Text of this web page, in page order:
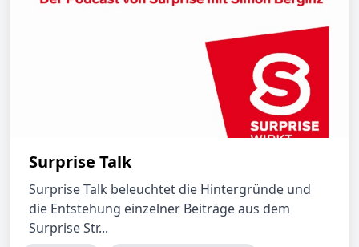
Surprise Talk
Surprise Talk beleuchtet die Hintergründe und
die Entstehung einzelner Beiträge aus dem
Surprise Str...